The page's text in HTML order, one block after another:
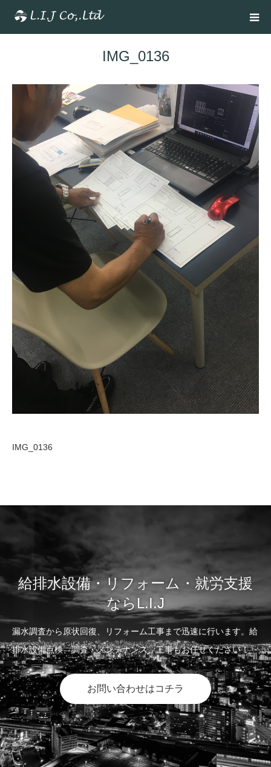
IMG_0136
IMG_0136
給排水設備・リフォーム・就労支援
ならL.I.J
漏水調査から原状回復、リフォーム工事まで迅速に行います。給
排水設備点検、調査・メンテナンス、工事もお任せください！
お問い合わせはコチラ